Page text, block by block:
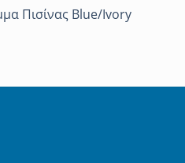
Πισίνας Blue/Ivory